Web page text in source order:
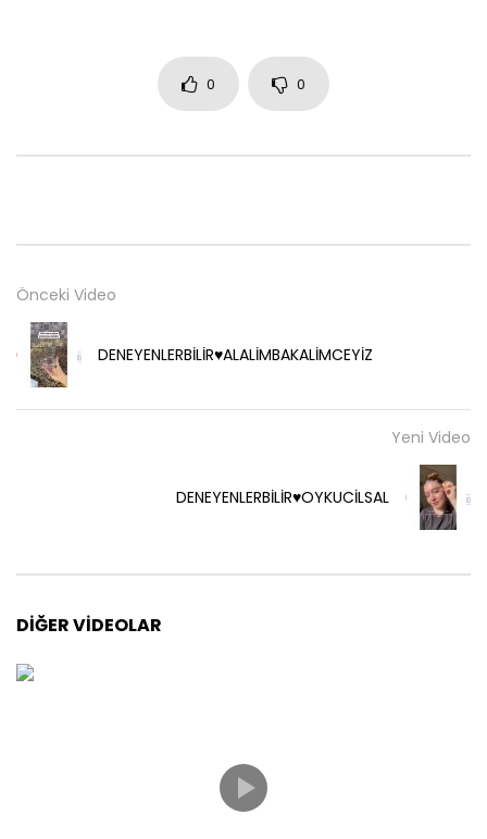
0 0
Önceki Video
DENEYENLERBİLİR♥️ALALİMBAKALİMCEYİZ
Yeni Video
DENEYENLERBİLİR♥️OYKUCİLSAL
DIĞER VIDEOLAR